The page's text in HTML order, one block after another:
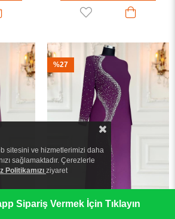
%27
Sipariş Vermek İçin Tıklayın
sitesini ve hizmetlerimizi daha
sağlamaktadır. Çerezlerle
Politikamızı ziyaret